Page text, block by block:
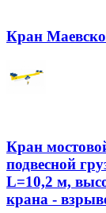
Кран
Кран
подвесной
L=10,2 м,
крана -